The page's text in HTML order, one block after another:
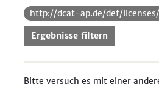
http://dcat-ap.de/def/
Ergebnisse filtern
Bitte versuch es mit einer